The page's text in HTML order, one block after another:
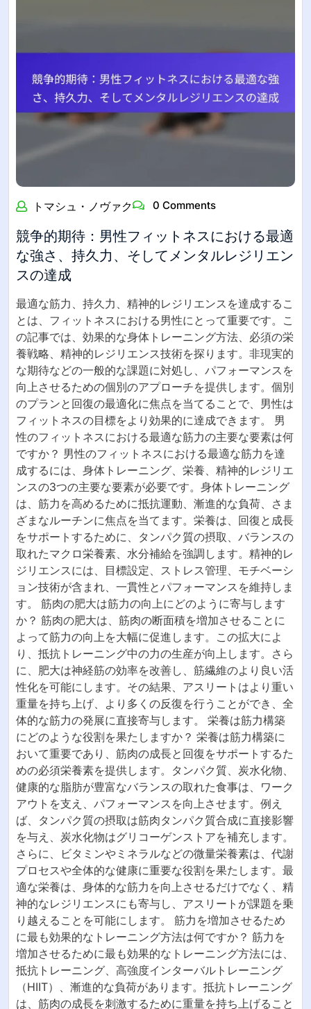
トマシュ・ノヴァク 0 Comments
競争的期待：男性フィットネスにおける最適
な強さ、持久力、そしてメンタルレジリエン
スの達成
最適な筋力、持久力、精神的レジリエンスを達成するこ
とは、フィットネスにおける男性にとって重要です。こ
の記事では、効果的な身体トレーニング方法、必須の栄
養戦略、精神的レジリエンス技術を探ります。非現実的
な期待などの一般的な課題に対処し、パフォーマンスを
向上させるための個別のアプローチを提供します。個別
のプランと回復の最適化に焦点を当てることで、男性は
フィットネスの目標をより効果的に達成できます。 男
性のフィットネスにおける最適な筋力の主要な要素は何
ですか？ 男性のフィットネスにおける最適な筋力を達
成するには、身体トレーニング、栄養、精神的レジリエ
ンスの3つの主要な要素が必要です。身体トレーニング
は、筋力を高めるために抵抗運動、漸進的な負荷、さま
ざまなルーチンに焦点を当てます。栄養は、回復と成長
をサポートするために、タンパク質の摂取、バランスの
取れたマクロ栄養素、水分補給を強調します。精神的レ
ジリエンスには、目標設定、ストレス管理、モチベーシ
ョン技術が含まれ、一貫性とパフォーマンスを維持しま
す。 筋肉の肥大は筋力の向上にどのように寄与します
か？ 筋肉の肥大は、筋肉の断面積を増加させることに
よって筋力の向上を大幅に促進します。この拡大によ
り、抵抗トレーニング中の力の生産が向上します。さら
に、肥大は神経筋の効率を改善し、筋繊維のより良い活
性化を可能にします。その結果、アスリートはより重い
重量を持ち上げ、より多くの反復を行うことができ、全
体的な筋力の発展に直接寄与します。 栄養は筋力構築
にどのような役割を果たしますか？ 栄養は筋力構築に
おいて重要であり、筋肉の成長と回復をサポートするた
めの必須栄養素を提供します。タンパク質、炭水化物、
健康的な脂肪が豊富なバランスの取れた食事は、ワーク
アウトを支え、パフォーマンスを向上させます。例え
ば、タンパク質の摂取は筋肉タンパク質合成に直接影響
を与え、炭水化物はグリコーゲンストアを補充します。
さらに、ビタミンやミネラルなどの微量栄養素は、代謝
プロセスや全体的な健康に重要な役割を果たします。最
適な栄養は、身体的な筋力を向上させるだけでなく、精
神的なレジリエンスにも寄与し、アスリートが課題を乗
り越えることを可能にします。 筋力を増加させるため
に最も効果的なトレーニング方法は何ですか？ 筋力を
増加させるために最も効果的なトレーニング方法には、
抵抗トレーニング、高強度インターバルトレーニング
（HIIT）、漸進的な負荷があります。抵抗トレーニング
は、筋肉の成長を刺激するために重量を持ち上げること